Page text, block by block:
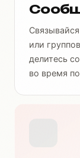
или
делитесь
во время